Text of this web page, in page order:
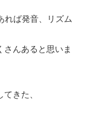
れば発音、リズム
んあると思いま
きた、